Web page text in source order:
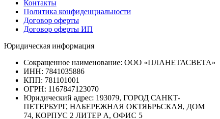
Контакты
Политика конфиденциальности
Договор оферты
Договор оферты ИП
Юридическая информация
Сокращенное наименование: ООО «ПЛАНЕТАСВЕТА»
ИНН: 7841035886
КПП: 781101001
ОГРН: 1167847123070
Юридический адрес: 193079, ГОРОД САНКТ-
ПЕТЕРБУРГ, НАБЕРЕЖНАЯ ОКТЯБРЬСКАЯ, ДОМ
74, КОРПУС 2 ЛИТЕР А, ОФИС 5